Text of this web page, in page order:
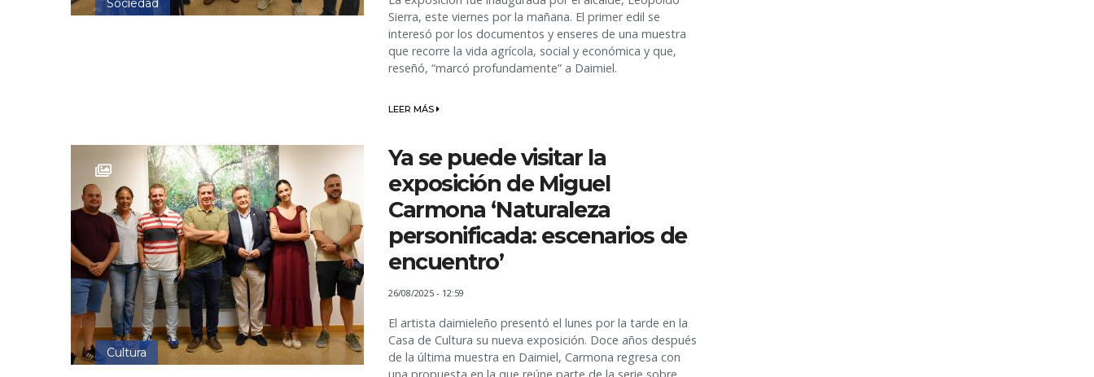
Sociedad
Sierra, este viernes por la mañana. El primer edil se
interesó por los documentos y enseres de una muestra
que recorre la vida agrícola, social y económica y que,
reseñó, “marcó profundamente” a Daimiel.
LEER MÁS
Cultura
Ya se puede visitar la
exposición de Miguel
Carmona ‘Naturaleza
personificada: escenarios de
encuentro’
26/08/2025 - 12:59
El artista daimieleño presentó el lunes por la tarde en la
Casa de Cultura su nueva exposición. Doce años después
de la última muestra en Daimiel, Carmona regresa con